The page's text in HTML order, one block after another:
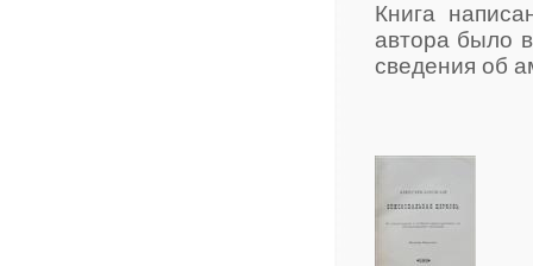
Книга
автора было
сведения об